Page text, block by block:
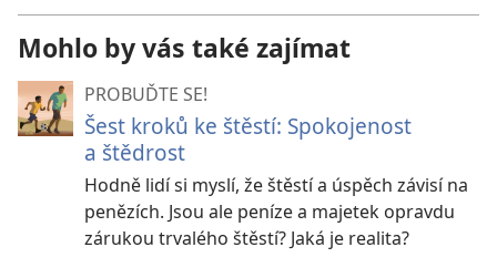
Mohlo by vás také zajímat
PROBUĎTE SE!
Šest kroků ke štěstí: Spokojenost
a štědrost
Hodně lidí si myslí, že štěstí a úspěch závisí na
penězích. Jsou ale peníze a majetek opravdu
zárukou trvalého štěstí? Jaká je realita?